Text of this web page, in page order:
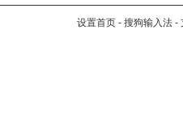
设置首页 - 搜狗输入法 -